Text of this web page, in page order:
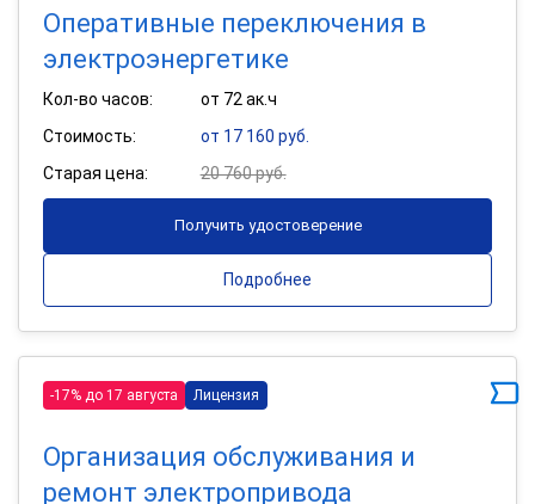
Оперативные переключения в
электроэнергетике
Кол-во часов:
от 72 ак.ч
Стоимость:
от 17 160 руб.
Старая цена:
20 760 руб.
Получить удостоверение
Подробнее
-17% до 17 августа Лицензия
Организация обслуживания и
ремонт электропривода